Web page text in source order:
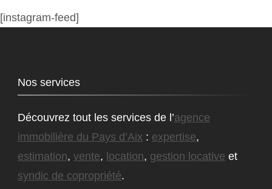
[instagram-feed]
Nos services
Découvrez tout les services de l’agence
immobilière du Pays d’Aix : expertise,
estimation, vente, location, gestion locative et
syndic de copropriété.